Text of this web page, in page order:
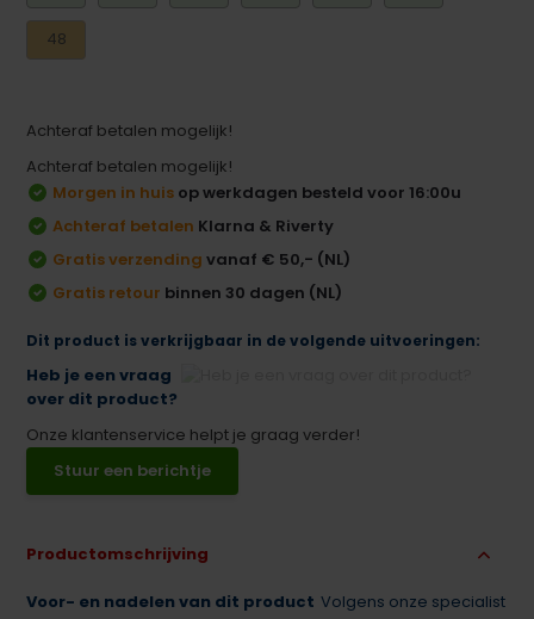
48
Achteraf betalen mogelijk!
Achteraf betalen mogelijk!
Morgen in huis op werkdagen besteld voor 16:00u
Achteraf betalen Klarna & Riverty
Gratis verzending vanaf € 50,- (NL)
Gratis retour binnen 30 dagen (NL)
Dit product is verkrijgbaar in de volgende uitvoeringen:
Heb je een vraag
over dit product?
Onze klantenservice helpt je graag verder!
Stuur een berichtje
Productomschrijving
Voor- en nadelen van dit product Volgens onze specialist